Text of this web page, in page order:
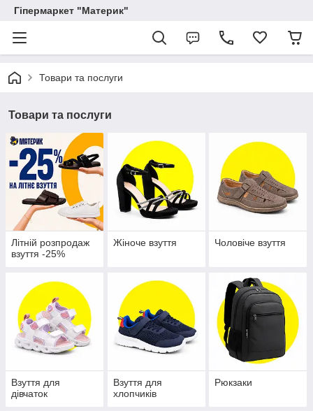
Гіпермаркет "Материк"
Товари та послуги
Товари та послуги
Літній розпродаж
взуття -25%
Жіноче взуття Чоловіче взуття
Взуття для
дівчаток
Взуття для
хлопчиків
Рюкзаки